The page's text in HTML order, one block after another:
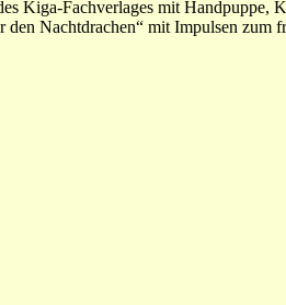
Kiga-Fachverlages mit
Nachtdrachen“ mit Impulsen